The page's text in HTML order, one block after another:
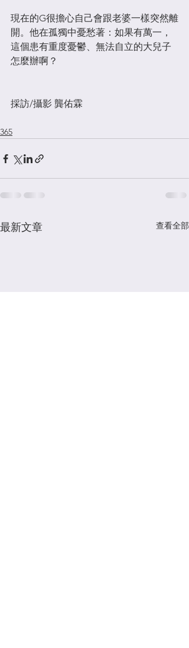
現在的G很擔心自己會跟老婆一樣突然離
開。他在孤獨中憂愁著：如果有萬一，
這個患有重度憂鬱、無法自立的大兒子
怎麼辦啊？​
採訪/攝影 龔佑霖​
365
最新文章 查看全部